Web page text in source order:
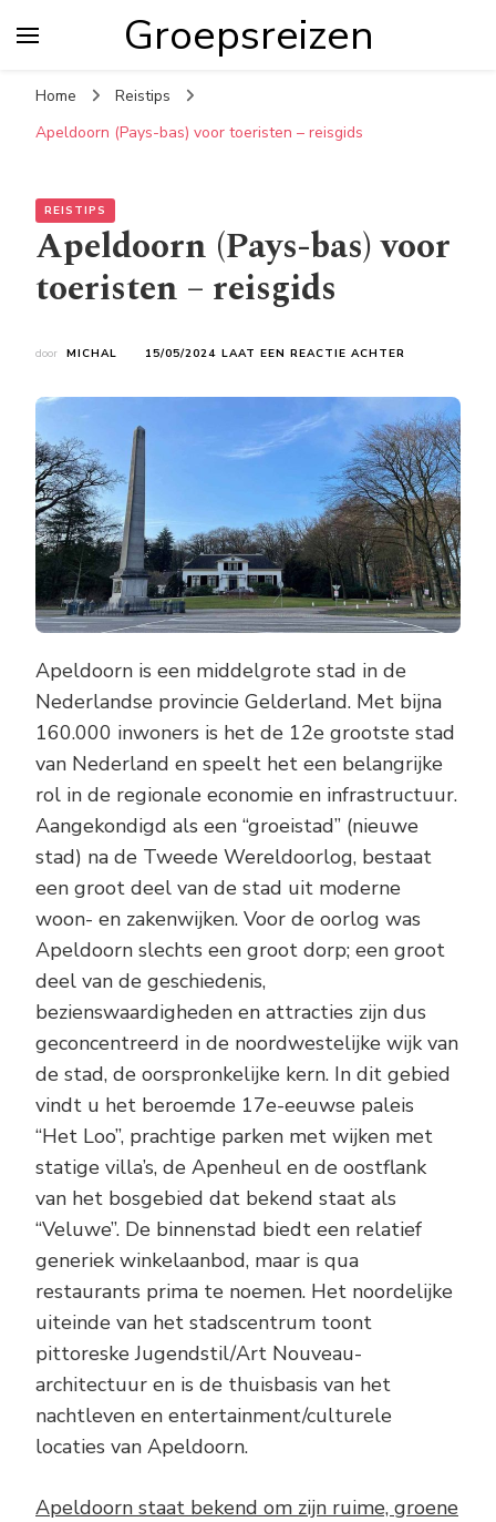
Groepsreizen
Home
Reistips
Apeldoorn (Pays-bas) voor toeristen – reisgids
REISTIPS
Apeldoorn (Pays-bas) voor
toeristen – reisgids
door MICHAL 15/05/2024 LAAT EEN REACTIE ACHTER
BAS)
VOOR
TOERISTEN
–
REISGIDS
Apeldoorn is een middelgrote stad in de
Nederlandse provincie Gelderland. Met bijna
160.000 inwoners is het de 12e grootste stad
van Nederland en speelt het een belangrijke
rol in de regionale economie en infrastructuur.
Aangekondigd als een “groeistad” (nieuwe
stad) na de Tweede Wereldoorlog, bestaat
een groot deel van de stad uit moderne
woon- en zakenwijken. Voor de oorlog was
Apeldoorn slechts een groot dorp; een groot
deel van de geschiedenis,
bezienswaardigheden en attracties zijn dus
geconcentreerd in de noordwestelijke wijk van
de stad, de oorspronkelijke kern. In dit gebied
vindt u het beroemde 17e-eeuwse paleis
“Het Loo”, prachtige parken met wijken met
statige villa’s, de Apenheul en de oostflank
van het bosgebied dat bekend staat als
“Veluwe”. De binnenstad biedt een relatief
generiek winkelaanbod, maar is qua
restaurants prima te noemen. Het noordelijke
uiteinde van het stadscentrum toont
pittoreske Jugendstil/Art Nouveau-
architectuur en is de thuisbasis van het
nachtleven en entertainment/culturele
locaties van Apeldoorn.
Apeldoorn staat bekend om zijn ruime, groene